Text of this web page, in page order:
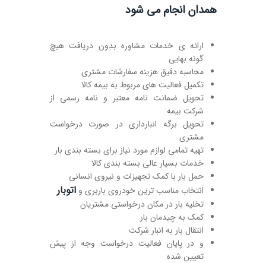
همدان انجام می شود
ارائه ی خدمات مشاوره بدون دریافت هیچ
گونه بهایی
محاسبه دقیق هزینه سفارشات مشتری
تکمیل فعالیت های مربوط به بیمه کالا
تحویل ضمانت نامه معتبر و نامه رسمی از
شرکت بیمه
تحویل برگه انبارداری در صورت درخواست
مشتری
تهیه تمامی لوازم مورد نیاز برای بسته بندی بار
خدمات بسیار عالی بسته بندی کالا
حمل بار با کمک تجهیزات و نیروی انسانی
انتخاب مناسب ترین خودروی باربری و اتوبار
تخلیه بار در مکان درخواستی مشتریان
کمک به چیدمان بار
انتقال بار به انبار شرکت
و در پایان فعالیت درخواست وجه از پیش
تعیین شده